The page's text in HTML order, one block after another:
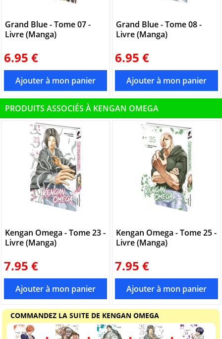
Grand Blue - Tome 07 -
Livre (Manga)
6.95 €
Grand Blue - Tome 08 -
Livre (Manga)
6.95 €
PRODUITS ASSOCIÉS À KENGAN OMEGA
Kengan Omega - Tome 23 -
Livre (Manga)
7.95 €
Kengan Omega - Tome 25 -
Livre (Manga)
7.95 €
COMMANDEZ LA SUITE DE KENGAN OMEGA